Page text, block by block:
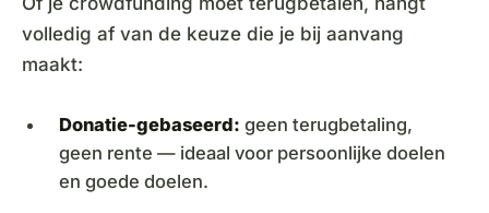
volledig af van de keuze die je bij aanvang
maakt:
Donatie-gebaseerd: geen terugbetaling,
geen rente — ideaal voor persoonlijke doelen
en goede doelen.